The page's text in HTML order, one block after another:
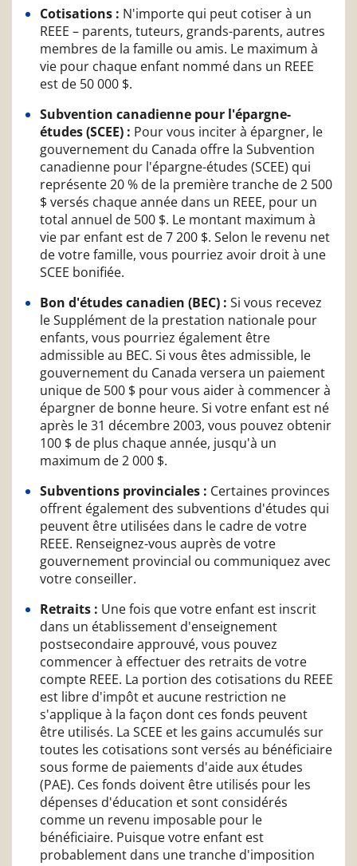
Cotisations : N'importe qui peut cotiser à un
REEE – parents, tuteurs, grands-parents, autres
membres de la famille ou amis. Le maximum à
vie pour chaque enfant nommé dans un REEE
est de 50 000 $.
Subvention canadienne pour l'épargne-
études (SCEE) : Pour vous inciter à épargner, le
gouvernement du Canada offre la Subvention
canadienne pour l'épargne-études (SCEE) qui
représente 20 % de la première tranche de 2 500
$ versés chaque année dans un REEE, pour un
total annuel de 500 $. Le montant maximum à
vie par enfant est de 7 200 $. Selon le revenu net
de votre famille, vous pourriez avoir droit à une
SCEE bonifiée.
Bon d'études canadien (BEC) : Si vous recevez
le Supplément de la prestation nationale pour
enfants, vous pourriez également être
admissible au BEC. Si vous êtes admissible, le
gouvernement du Canada versera un paiement
unique de 500 $ pour vous aider à commencer à
épargner de bonne heure. Si votre enfant est né
après le 31 décembre 2003, vous pouvez obtenir
100 $ de plus chaque année, jusqu'à un
maximum de 2 000 $.
Subventions provinciales : Certaines provinces
offrent également des subventions d'études qui
peuvent être utilisées dans le cadre de votre
REEE. Renseignez-vous auprès de votre
gouvernement provincial ou communiquez avec
votre conseiller.
Retraits : Une fois que votre enfant est inscrit
dans un établissement d'enseignement
postsecondaire approuvé, vous pouvez
commencer à effectuer des retraits de votre
compte REEE. La portion des cotisations du REEE
est libre d'impôt et aucune restriction ne
s'applique à la façon dont ces fonds peuvent
être utilisés. La SCEE et les gains accumulés sur
toutes les cotisations sont versés au bénéficiaire
sous forme de paiements d'aide aux études
(PAE). Ces fonds doivent être utilisés pour les
dépenses d'éducation et sont considérés
comme un revenu imposable pour le
bénéficiaire. Puisque votre enfant est
probablement dans une tranche d'imposition